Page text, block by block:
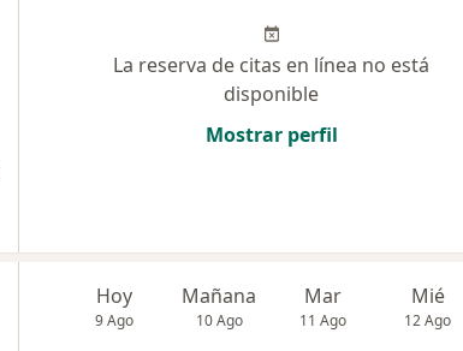
La reserva de citas en línea no está
disponible
Mostrar perfil
Hoy
9 Ago
Mañana
10 Ago
Mar
11 Ago
Mié
12 Ago